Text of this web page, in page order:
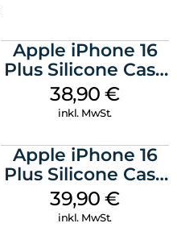
Apple iPhone 16
Plus Silicone Case
MagSafe Denim
38,90€
inkl. MwSt.
Apple iPhone 16
Plus Silicone Case
MagSafe Plum
39,90€
inkl. MwSt.